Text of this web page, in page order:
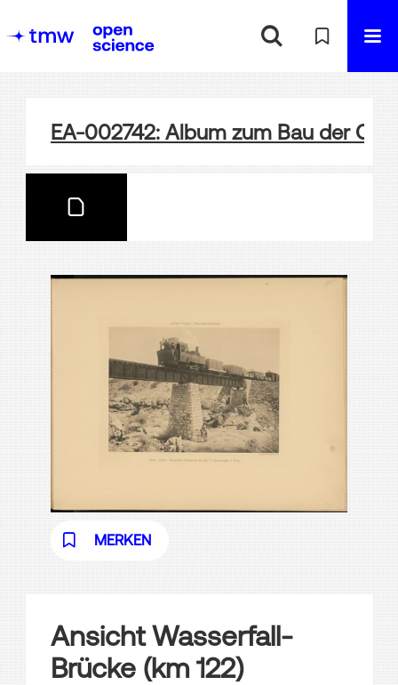
EA-002742: Album zum Bau der
MERKEN
Ansicht Wasserfall-
Brücke (km 122)